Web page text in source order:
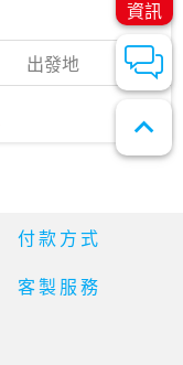
資訊
expand_less
付款方式
客製服務